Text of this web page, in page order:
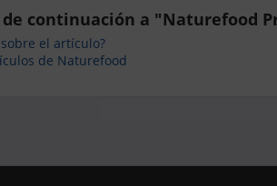
de continuación a "Naturefood
el artículo?
de Naturefood